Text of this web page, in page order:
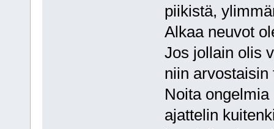
piikistä,
Alkaa neuvot
Jos jollain olis
niin arvostaisin
Noita
ajattelin